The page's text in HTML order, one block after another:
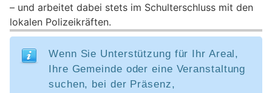
– und arbeitet dabei stets im Schulterschluss mit den
lokalen Polizeikräften.
Wenn Sie Unterstützung für Ihr Areal,
Ihre Gemeinde oder eine Veranstaltung
suchen, bei der Präsenz,